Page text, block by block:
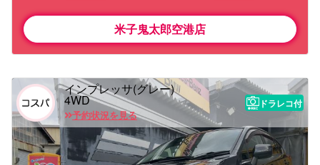
米子鬼太郎空港店
インプレッサ(グレー)
4WD
予約状況を見る
ドラレコ付